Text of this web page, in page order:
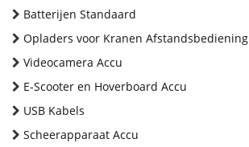
Batterijen Standaard
Opladers voor Kranen Afstandsbediening
Videocamera Accu
E-Scooter en Hoverboard Accu
USB Kabels
Scheerapparaat Accu